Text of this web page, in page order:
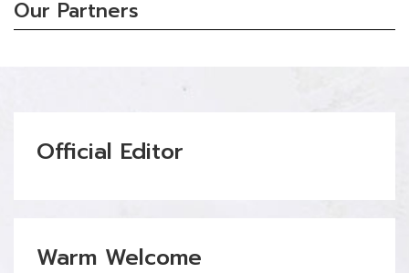
Our Partners
Official Editor
Warm Welcome